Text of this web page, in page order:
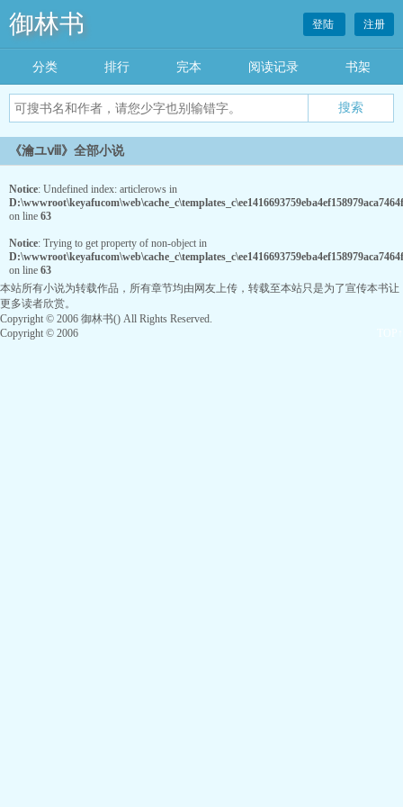
御林书 登陆 注册
分类 排行 完本 阅读记录 书架
《瀹ユⅷ》全部小说
Notice: Undefined index: articlerows in
on line 63
Notice: Trying to get property of non-object in
on line 63
本站所有小说为转载作品，所有章节均由网友上传，转载至本站只是为了宣传本书让
更多读者欣赏。
Copyright © 2006 御林书() All Rights Reserved.
Copyright © 2006